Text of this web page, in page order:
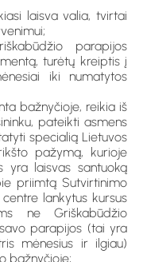
laisva valia, tvirtai
parapijos
turėtų kreiptis į
iki numatytos
bažnyčioje, reikia iš
pateikti asmens
specialią Lietuvos
pažymą, kurioje
yra laisvas santuoką
priimtą Sutvirtinimo
lankytus kursus
ne Griškabūdžio
parapijos (tai yra
mėnesius ir ilgiau)
bažnyčioje;